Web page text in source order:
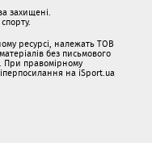
захищені.
ресурсі, належать ТОВ
без письмового
правомірному
на iSport.ua